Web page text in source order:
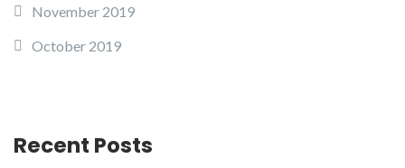
November 2019
October 2019
Recent Posts